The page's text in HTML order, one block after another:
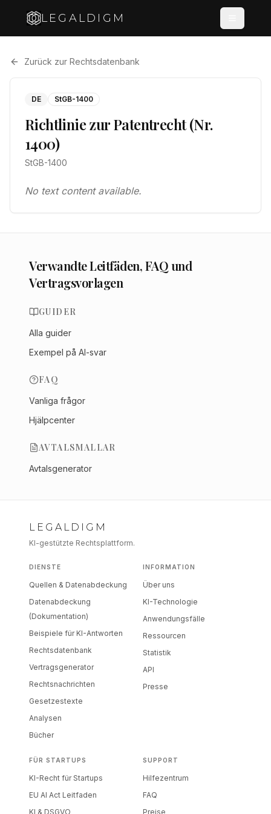
LEGALDIGM
Zurück zur Rechtsdatenbank
DE StGB-1400
Richtlinie zur Patentrecht (Nr.
1400)
StGB-1400
No text content available.
Verwandte Leitfäden, FAQ und
Vertragsvorlagen
GUIDER
Alla guider
Exempel på AI-svar
FAQ
Vanliga frågor
Hjälpcenter
AVTALSMALLAR
Avtalsgenerator
LEGALDIGM
KI-gestützte Rechtsplattform.
DIENSTE
Quellen & Datenabdeckung
Datenabdeckung
(Dokumentation)
Beispiele für KI-Antworten
Rechtsdatenbank
Vertragsgenerator
Rechtsnachrichten
Gesetzestexte
Analysen
Bücher
INFORMATION
Über uns
KI-Technologie
Anwendungsfälle
Ressourcen
Statistik
API
Presse
FÜR STARTUPS
KI-Recht für Startups
EU AI Act Leitfaden
KI & DSGVO
SUPPORT
Hilfezentrum
FAQ
Preise